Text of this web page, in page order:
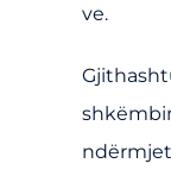
ve.